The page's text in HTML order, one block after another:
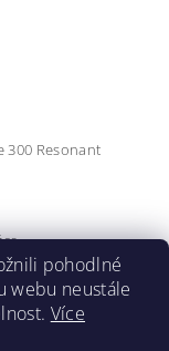
300 Resonant
pohodlné
webu neustále
Více